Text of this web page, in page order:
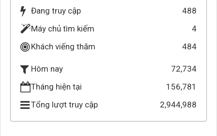
Đang truy cập
488
Máy chủ tìm kiếm
4
Khách viếng thăm
484
Hôm nay
72,734
Tháng hiện tại
156,781
Tổng lượt truy cập
2,944,988